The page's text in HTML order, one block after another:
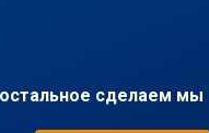
остальное сделаем мы